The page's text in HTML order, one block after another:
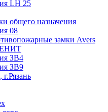
LH 25
общего назначения
08
замки Avers
ЗВ4
ЗВ9